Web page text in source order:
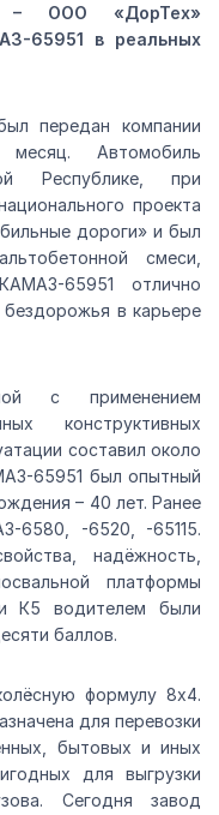
– ООО «ДорТех»
65951 в реальных
передан компании
Автомобиль
Республике, при
проекта
дороги» и был
смеси,
65951 отлично
в карьере
с применением
конструктивных
составил около
65951 был опытный
– 40 лет. Ранее
6580, -6520, -65115.
надёжность,
платформы
К5 водителем были
баллов.
формулу 8х4.
для перевозки
бытовых и иных
для выгрузки
Сегодня завод